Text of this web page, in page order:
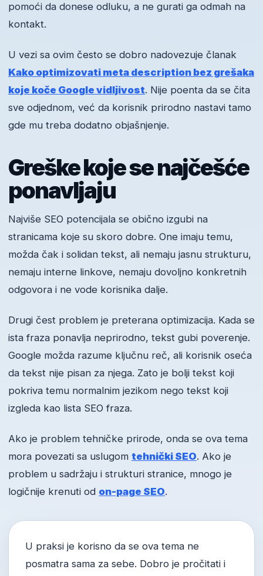
pomoći da donese odluku, a ne gurati ga odmah na
kontakt.
U vezi sa ovim često se dobro nadovezuje članak
Kako optimizovati meta description bez grešaka
koje koče Google vidljivost. Nije poenta da se čita
sve odjednom, već da korisnik prirodno nastavi tamo
gde mu treba dodatno objašnjenje.
Greške koje se najčešće
ponavljaju
Najviše SEO potencijala se obično izgubi na
stranicama koje su skoro dobre. One imaju temu,
možda čak i solidan tekst, ali nemaju jasnu strukturu,
nemaju interne linkove, nemaju dovoljno konkretnih
odgovora i ne vode korisnika dalje.
Drugi čest problem je preterana optimizacija. Kada se
ista fraza ponavlja neprirodno, tekst gubi poverenje.
Google možda razume ključnu reč, ali korisnik oseća
da tekst nije pisan za njega. Zato je bolji tekst koji
pokriva temu normalnim jezikom nego tekst koji
izgleda kao lista SEO fraza.
Ako je problem tehničke prirode, onda se ova tema
mora povezati sa uslugom tehnički SEO. Ako je
problem u sadržaju i strukturi stranice, mnogo je
logičnije krenuti od on-page SEO.
U praksi je korisno da se ova tema ne
posmatra sama za sebe. Dobro je pročitati i